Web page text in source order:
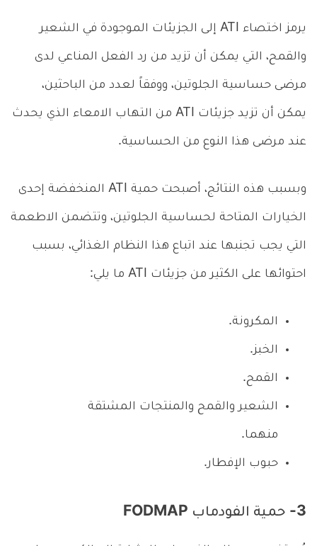
يرمز اختصاء ATI إلى الجزيئات الموجودة في الشعير
والقمح، التي يمكن أن تزيد من رد الفعل المناعي لدى
مرضى حساسية الجلوتين، ووفقاً لعدد من الباحثين،
يمكن أن تزيد جزيئات ATI من التهاب الامعاء الذي يحدث
عند مرضى هذا النوع من الحساسية.
وبسبب هذه النتائج، أصبحت حمية ATI المنخفضة إحدى
الخيارات المتاحة لحساسية الجلوتين، وتتضمن الاطعمة
التي يجب تجنبها عند اتباع هذا النظام الغذائي، بسبب
احتوائها على الكثير من جزيئات ATI ما يلي:
المكرونة.
الخبز.
القمح.
الشعير والقمح والمنتجات المشتقة
منهما.
حبوب الإفطار.
3- حمية الفودماب FODMAP